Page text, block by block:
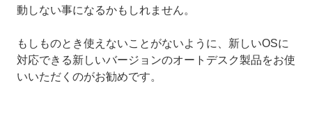
動しない事になるかもしれません。
もしものとき使えないことがないように、新しいOSに
対応できる新しいバージョンのオートデスク製品をお使
いいただくのがお勧めです。